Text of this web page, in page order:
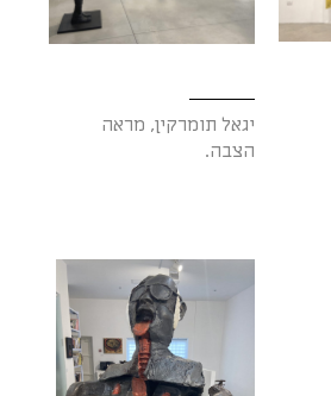
יגאל תומרקין, מראה
הצבה.